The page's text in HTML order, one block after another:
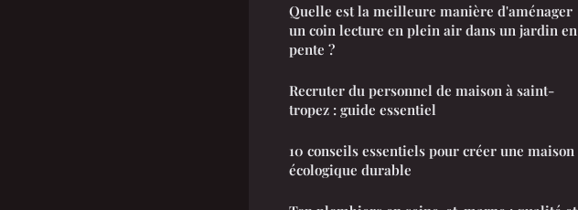
Quelle est la meilleure manière d'aménager
un coin lecture en plein air dans un jardin en
pente ?
Recruter du personnel de maison à saint-
tropez : guide essentiel
10 conseils essentiels pour créer une maison
écologique durable